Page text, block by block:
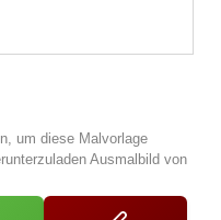
um diese Malvorlage
Ausmalbild von